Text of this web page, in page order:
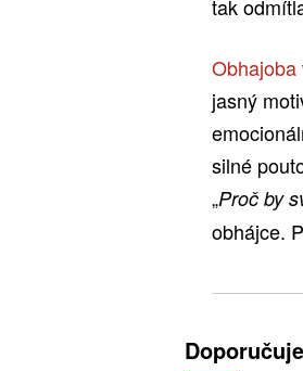
tak
Obhajoba
jasný
silné
„Proč by
obhájce.